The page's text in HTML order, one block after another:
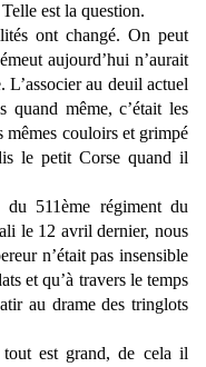
est la question.
ont changé. On peut
aujourd’hui n’aurait
au deuil actuel
quand même, c’était les
mêmes couloirs et grimpé
le petit Corse quand il
511ème régiment du
le 12 avril dernier, nous
n’était pas insensible
et qu’à travers le temps
au drame des tringlots
est grand, de cela il